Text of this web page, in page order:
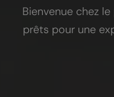
Bienvenue chez
prêts pour une